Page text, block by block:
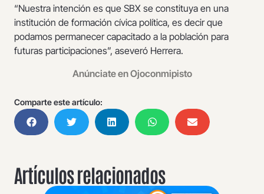
“Nuestra intención es que SBX se constituya en una
institución de formación cívica política, es decir que
podamos permanecer capacitado a la población para
futuras participaciones”, aseveró Herrera.
Anúnciate en Ojoconmipisto
Comparte este artículo:
Artículos relacionados